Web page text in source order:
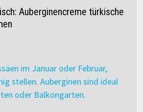
Auberginencreme türkische